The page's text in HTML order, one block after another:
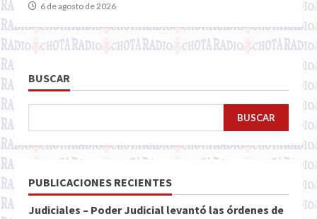
6 de agosto de 2026
BUSCAR
BUSCAR
PUBLICACIONES RECIENTES
Judiciales – Poder Judicial levantó las órdenes de